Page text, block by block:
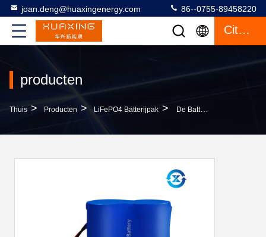
joan.deng@huaxingenergy.com 86--0755-89458220
Citaat
producten
Thuis > Producten > LiFePO4 Batterijpak > De Batterijpak Van De Douane Diep Cyclus 3.2V 11Ah LiFePO4